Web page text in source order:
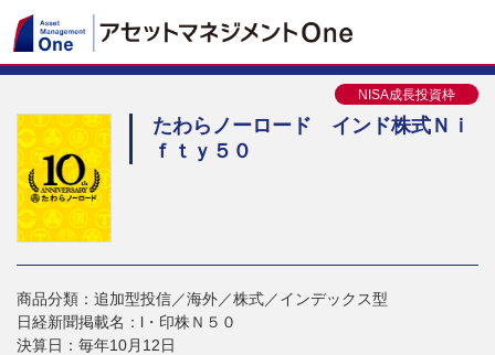
NISA成長投資枠
たわらノーロード インド株式Ｎｉ
ｆｔｙ５０
商品分類：追加型投信／海外／株式／インデックス型
日経新聞掲載名：l・印株Ｎ５０
決算日：毎年10月12日